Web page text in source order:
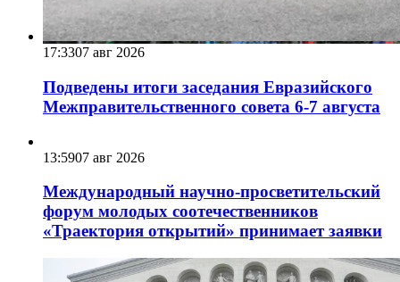
17:3307 авг 2026
Подведены итоги заседания Евразийского
Межправительственного совета 6-7 августа
13:5907 авг 2026
Международный научно-просветительский
форум молодых соотечественников
«Траектория открытий» принимает заявки